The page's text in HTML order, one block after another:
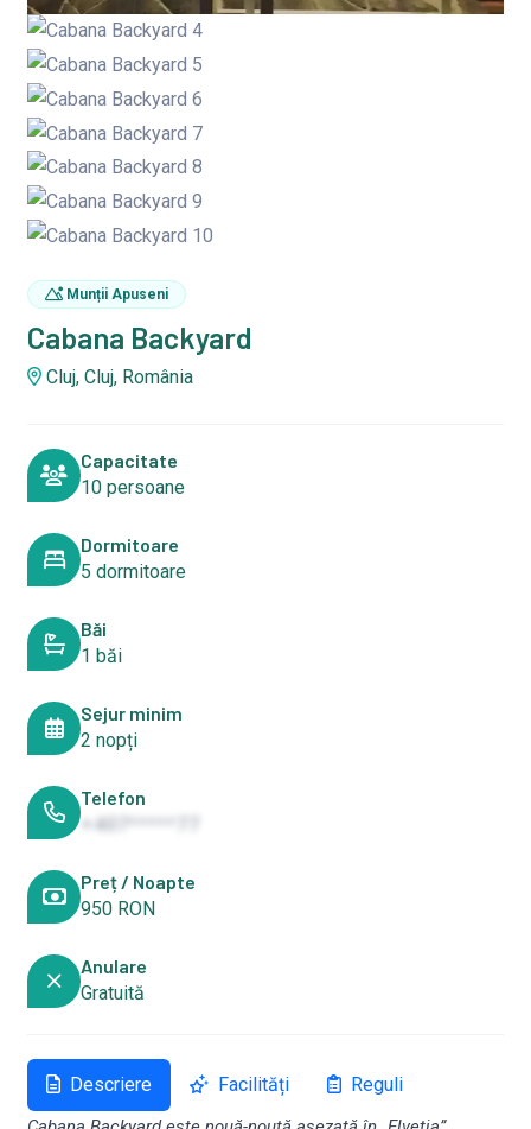
Munții Apuseni
Cabana Backyard
Cluj, Cluj, România
Capacitate
10 persoane
Dormitoare
5 dormitoare
Băi
1 băi
Sejur minim
2 nopți
Telefon
+407*****77
Preț / Noapte
950 RON
Anulare
Gratuită
Descriere Facilități Reguli